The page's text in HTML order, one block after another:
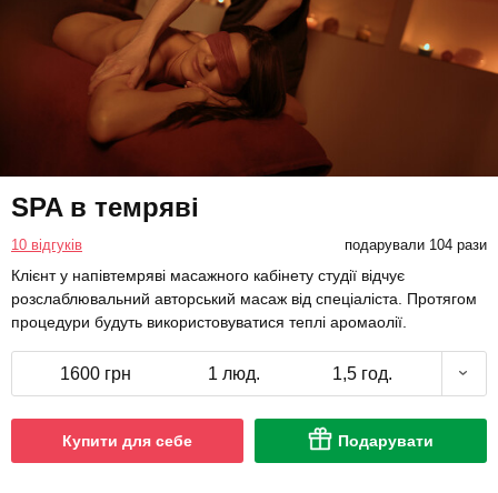
SPA в темряві
10 відгуків подарували 104 рази
Клієнт у напівтемряві масажного кабінету студії відчує
розслаблювальний авторський масаж від спеціаліста. Протягом
процедури будуть використовуватися теплі аромаолії.
1600 грн 1 люд. 1,5 год.
Купити для себе Подарувати